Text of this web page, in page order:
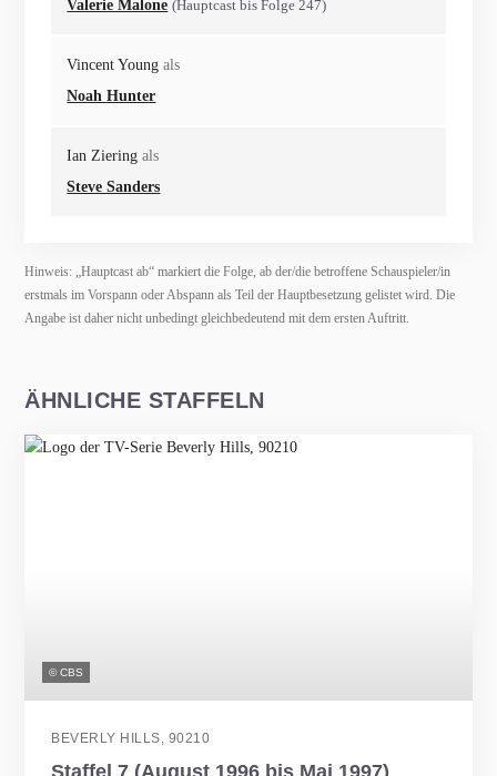
Valerie Malone (Hauptcast bis Folge 247)
Vincent Young als
Noah Hunter
Ian Ziering als
Steve Sanders
Hinweis: „Hauptcast ab“ markiert die Folge, ab der/die betroffene Schauspieler/in
erstmals im Vorspann oder Abspann als Teil der Hauptbesetzung gelistet wird. Die
Angabe ist daher nicht unbedingt gleichbedeutend mit dem ersten Auftritt.
ÄHNLICHE STAFFELN
© CBS
BEVERLY HILLS, 90210
Staffel 7 (August 1996 bis Mai 1997)